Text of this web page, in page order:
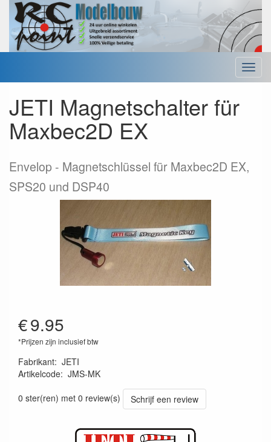
Menu
JETI Magnetschalter für
Maxbec2D EX
Envelop
Magnetschlüssel für Maxbec2D EX,
SPS20 und DSP40
€9.95
*Prijzen zijn inclusief btw
Fabrikant: JETI
Artikelcode: JMS-MK
0 ster(ren) met 0 review(s)
Schrijf een review